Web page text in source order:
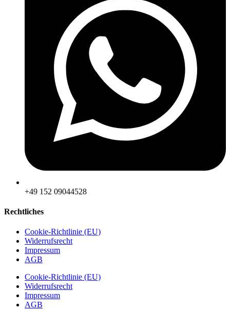
‪+49 152 09044528
Rechtliches
Cookie-Richtlinie (EU)
Widerrufsrecht
Impressum
AGB
Cookie-Richtlinie (EU)
Widerrufsrecht
Impressum
AGB